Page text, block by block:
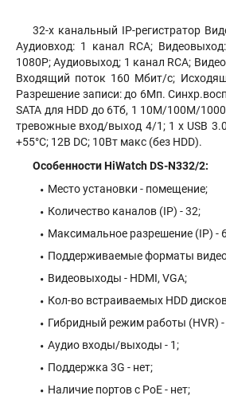
32-х канальный IP-регистратор
Аудиовход: 1 канал RCA;
1080Р; Аудиовыход; 1 канал RCA;
Входящий поток 160 Мбит/с;
Разрешение записи: до 6Мп.
SATA для HDD до 6Тб, 1 10M/100M/
тревожные вход/выход 4/1; 1 х USB
+55°C; 12В DC; 10Вт макс (без HDD).
Особенности HiWatch DS-N332/2:
Место установки - помещение;
Количество каналов (IP) - 32;
Максимальное разрешение (IP) -
Поддерживаемые форматы
Видеовыходы - HDMI, VGA;
Кол-во встраиваемых HDD дисков
Гибридный режим работы (HVR) -
Аудио входы/выходы - 1;
Поддержка 3G - нет;
Наличие портов с PoE - нет;